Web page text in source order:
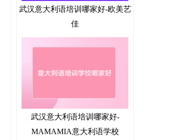
武汉意大利语培训哪家好-欧美艺
佳
武汉意大利语培训哪家好-
MAMAMIA意大利语学校